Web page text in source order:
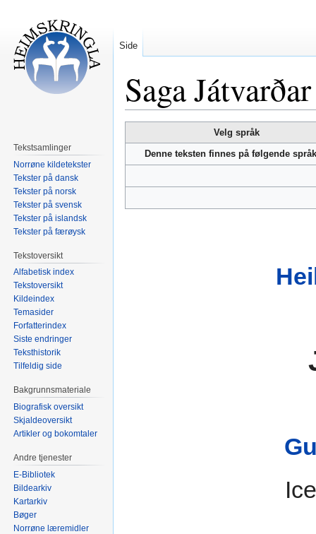
Saga
til
navigering
til
Velg språk
Denne teksten finnes på følgende
Side
Tekstsamlinger
Norrøne kildetekster
Tekster på dansk
Tekster på norsk
Tekster på svensk
Tekster på islandsk
Tekster på færøysk
Tekstoversikt
Alfabetisk index
Tekstoversikt
Kildeindex
Temasider
Forfatterindex
Siste endringer
Teksthistorik
Tilfeldig side
Bakgrunnsmateriale
Biografisk oversikt
Skjaldeoversikt
Artikler og bokomtaler
Andre tjenester
E-Bibliotek
Bildearkiv
Kartarkiv
Bøger
Norrøne læremidler